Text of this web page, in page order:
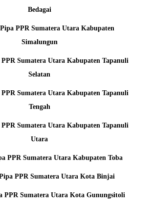
Bedagai
PPR Sumatera Utara Kabupaten
Simalungun
Sumatera Utara Kabupaten Tapanuli
Selatan
Sumatera Utara Kabupaten Tapanuli
Tengah
Sumatera Utara Kabupaten Tapanuli
Utara
PPR Sumatera Utara Kabupaten Toba
PPR Sumatera Utara Kota Binjai
PPR Sumatera Utara Kota Gunungsitoli